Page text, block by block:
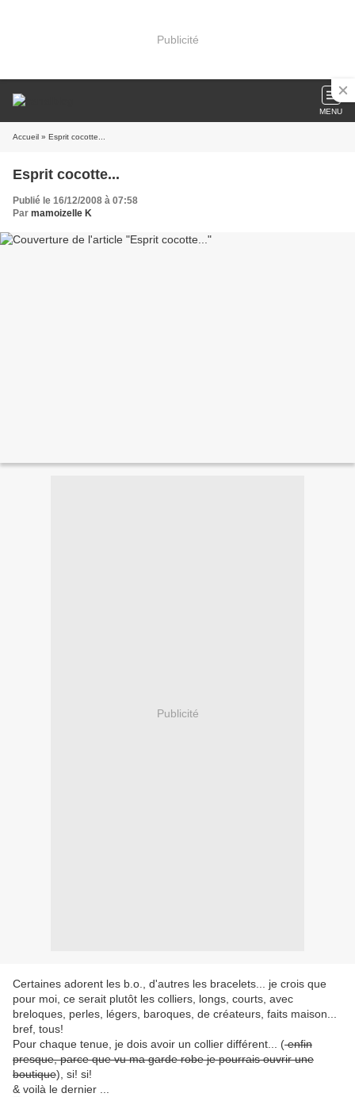
Publicité
MENU
Accueil » Esprit cocotte...
Esprit cocotte...
Publié le 16/12/2008 à 07:58
Par mamoizelle K
Publicité
Certaines adorent les b.o., d'autres les bracelets... je crois que
pour moi, ce serait plutôt les colliers, longs, courts, avec
breloques, perles, légers, baroques, de créateurs, faits maison...
bref, tous!
Pour chaque tenue, je dois avoir un collier différent... (enfin
presque, parce que vu ma garde robe je pourrais ouvrir une
boutique), si! si!
& voilà le dernier ...